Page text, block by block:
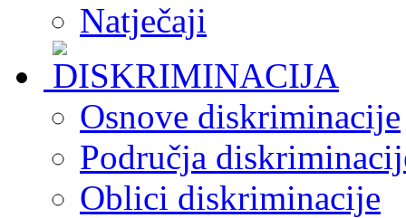
Natječaji
Osnove diskriminacije
Područja
Oblici diskriminacije